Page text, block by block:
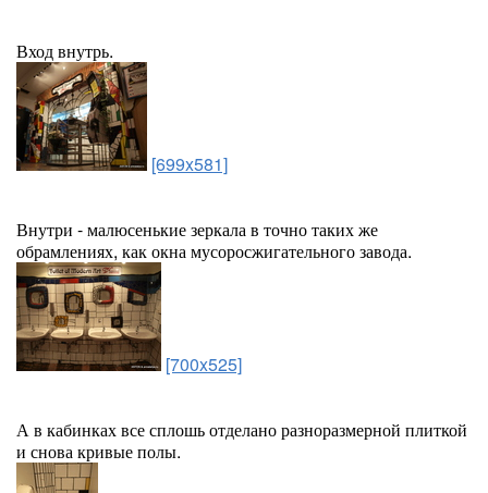
Вход внутрь.
[699x581]
Внутри - малюсенькие зеркала в точно таких же
обрамлениях, как окна мусоросжигательного завода.
[700x525]
А в кабинках все сплошь отделано разноразмерной плиткой
и снова кривые полы.